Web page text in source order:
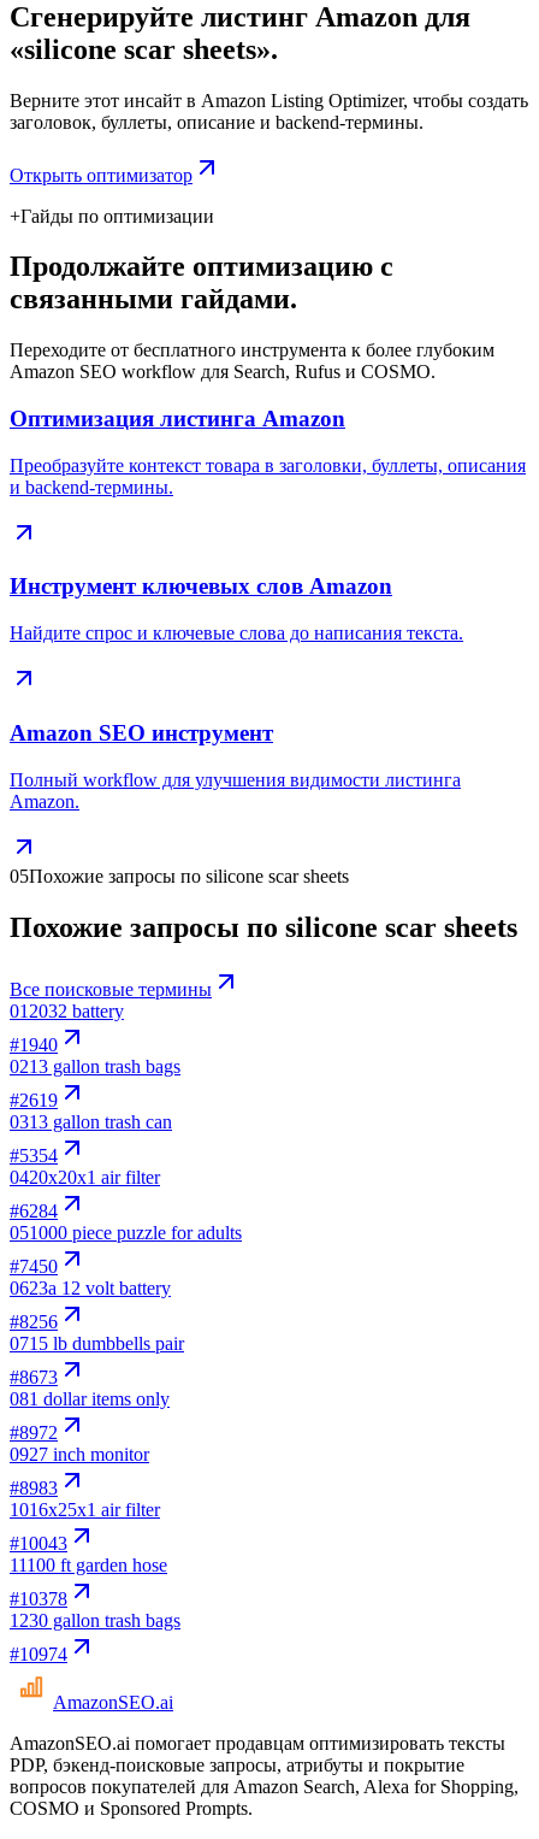
Сгенерируйте листинг Amazon для
«silicone scar sheets».
Верните этот инсайт в Amazon Listing Optimizer, чтобы создать
заголовок, буллеты, описание и backend-термины.
Открыть оптимизатор
+Гайды по оптимизации
Продолжайте оптимизацию с
связанными гайдами.
Переходите от бесплатного инструмента к более глубоким
Amazon SEO workflow для Search, Rufus и COSMO.
Оптимизация листинга Amazon
Преобразуйте контекст товара в заголовки, буллеты, описания
и backend-термины.
Инструмент ключевых слов Amazon
Найдите спрос и ключевые слова до написания текста.
Amazon SEO инструмент
Полный workflow для улучшения видимости листинга
Amazon.
05Похожие запросы по silicone scar sheets
Похожие запросы по silicone scar sheets
Все поисковые термины
012032 battery
#1940
0213 gallon trash bags
#2619
0313 gallon trash can
#5354
0420x20x1 air filter
#6284
051000 piece puzzle for adults
#7450
0623a 12 volt battery
#8256
0715 lb dumbbells pair
#8673
081 dollar items only
#8972
0927 inch monitor
#8983
1016x25x1 air filter
#10043
11100 ft garden hose
#10378
1230 gallon trash bags
#10974
AmazonSEO.ai
AmazonSEO.ai помогает продавцам оптимизировать тексты
PDP, бэкенд-поисковые запросы, атрибуты и покрытие
вопросов покупателей для Amazon Search, Alexa for Shopping,
COSMO и Sponsored Prompts.